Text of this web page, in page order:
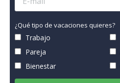
¿Qué tipo de vacaciones quieres?
Trabajo
Pareja
Bienestar